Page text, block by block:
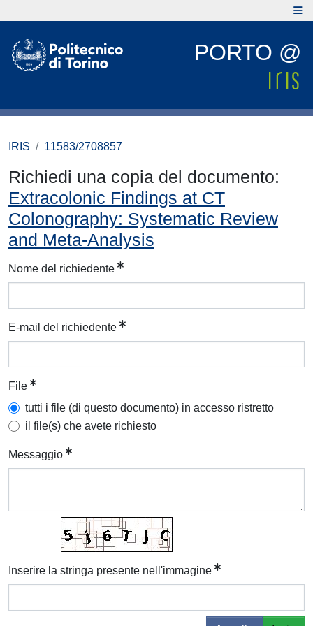
PORTO @
IRIS 11583/2708857
Richiedi una copia del documento:
Extracolonic Findings at CT
Colonography: Systematic Review
and Meta-Analysis
Nome del richiedente
E-mail del richiedente
File
tutti i file (di questo documento) in accesso ristretto
il file(s) che avete richiesto
Messaggio
Inserire la stringa presente nell'immagine